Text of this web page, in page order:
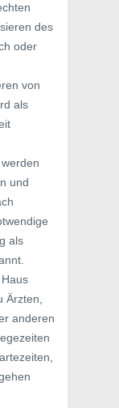
des
oder
von
als
und
als
anderen